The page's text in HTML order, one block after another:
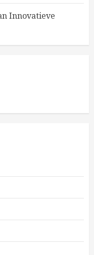
Innovatieve